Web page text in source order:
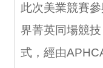
此次美業競賽
界菁英同場競
式，經由